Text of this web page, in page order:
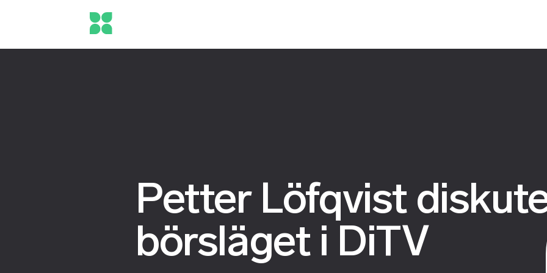
Petter Löfqvist
börsläget i DiTV